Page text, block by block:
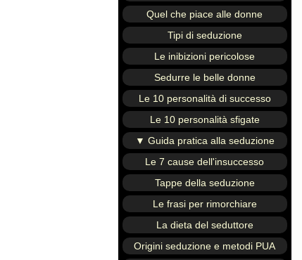
Quel che piace alle donne
Tipi di seduzione
Le inibizioni pericolose
Sedurre le belle donne
Le 10 personalità di successo
Le 10 personalità sfigate
▼ Guida pratica alla seduzione
Le 7 cause dell'insuccesso
Tappe della seduzione
Le frasi per rimorchiare
La dieta del seduttore
Origini seduzione e metodi PUA